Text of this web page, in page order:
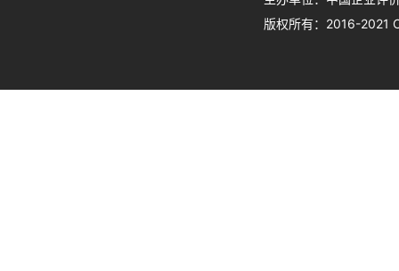
版权所有：2016-2021